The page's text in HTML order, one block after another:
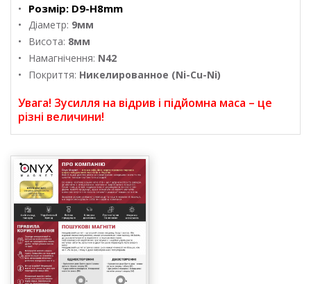
Розмір: D9-H8mm
Діаметр: 9мм
Висота: 8мм
Намагнічення: N42
Покриття: Никелированное (Ni-Cu-Ni)
Увага! Зусилля на відрив і підйомна маса – це
різні величини!